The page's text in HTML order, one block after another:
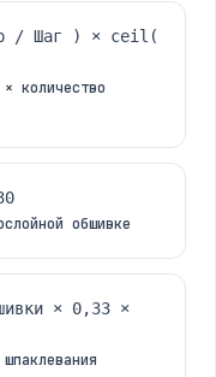
/ Шаг ) × ceil(
количество
обшивке
× 0,33 ×